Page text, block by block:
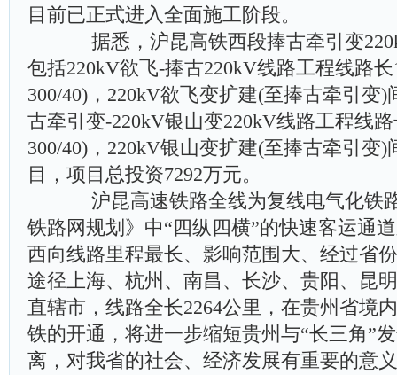
目前已正式进入全面施工阶段。
据悉，沪昆高铁西段捧古牵引变
包括220kV欲飞-捧古220kV线路工程线路
300/40)，220kV欲飞变扩建(至捧古牵引变)
古牵引变-220kV银山变220kV线路工程线
300/40)，220kV银山变扩建(至捧古牵引变)
目，项目总投资7292万元。
沪昆高速铁路全线为复线电气化铁
铁路网规划》中“四纵四横”的快速客运通
西向线路里程最长、影响范围大、经过省
途径上海、杭州、南昌、长沙、贵阳、昆
直辖市，线路全长2264公里，在贵州省境
铁的开通，将进一步缩短贵州与“长三角”
离，对我省的社会、经济发展有重要的意